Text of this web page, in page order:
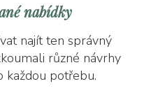
nabídky
najít ten správný
různé návrhy
každou potřebu.